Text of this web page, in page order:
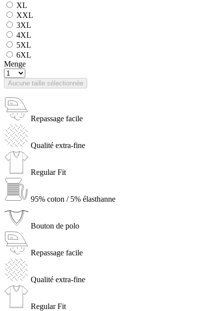
XL
XXL
3XL
4XL
5XL
6XL
Menge
Aucune taille sélectionnée
Repassage facile
Qualité extra-fine
Regular Fit
95% coton / 5% élasthanne
Bouton de polo
Repassage facile
Qualité extra-fine
Regular Fit